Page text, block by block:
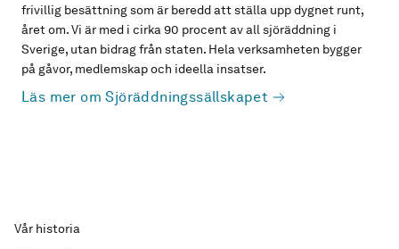
frivillig besättning som är beredd att ställa upp dygnet runt,
året om. Vi är med i cirka 90 procent av all sjöräddning i
Sverige, utan bidrag från staten. Hela verksamheten bygger
på gåvor, medlemskap och ideella insatser.
Läs mer om Sjöräddningssällskapet
Vår historia